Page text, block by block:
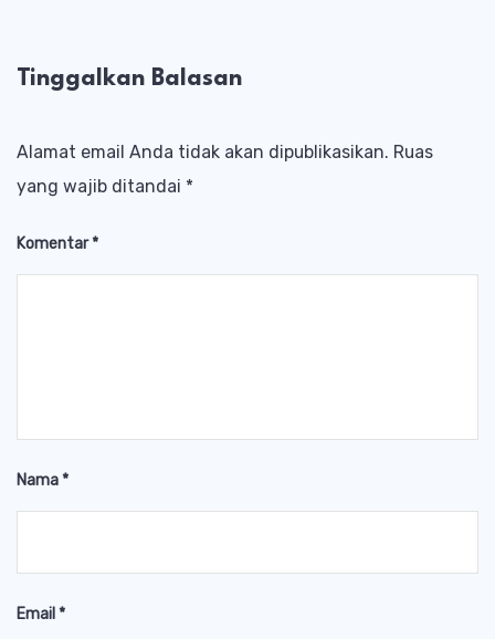
Tinggalkan Balasan
Alamat email Anda tidak akan dipublikasikan. Ruas
yang wajib ditandai *
Komentar*
Nama*
Email *